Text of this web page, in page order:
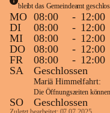
bleibt das Gemeindeamt
MO 08:00 - 12:00
DI
08:00 - 12:00
MI
08:00 - 12:00
DO
08:00 - 12:00
FR
08:00 - 12:00
SA
Geschlossen
Mariä Himmelfahrt:
Die Öffnungszeiten
SO Geschlossen